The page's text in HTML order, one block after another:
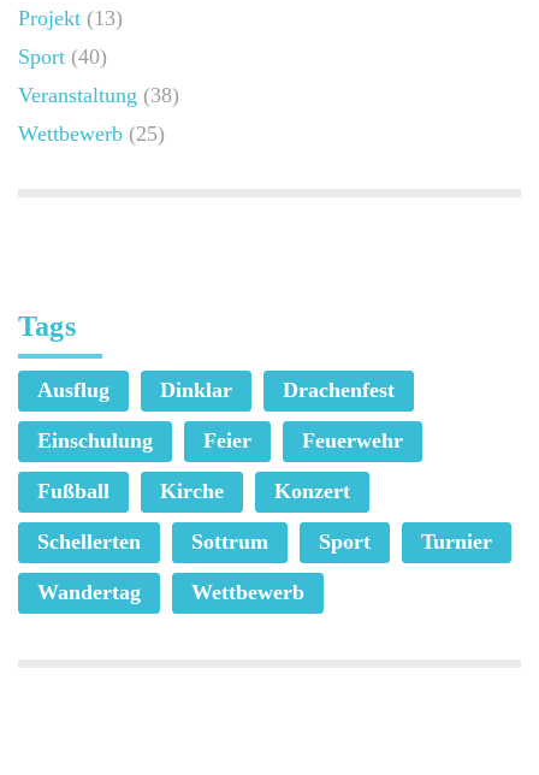
Projekt (13)
Sport (40)
Veranstaltung (38)
Wettbewerb (25)
Tags
Ausflug Dinklar Drachenfest
Einschulung Feier Feuerwehr
Fußball Kirche Konzert
Schellerten Sottrum Sport Turnier
Wandertag Wettbewerb